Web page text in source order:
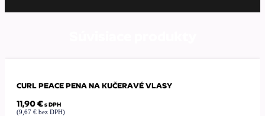
CURL PEACE PENA NA KUČERAVÉ VLASY
11,90€s DPH
(9,67 € bez DPH)